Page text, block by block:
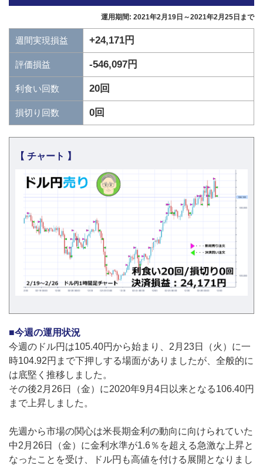
運用期間: 2021年2月19日～2021年2月25日まで
週間実現損益 +24,171円
評価損益 -546,097円
利食い回数 20回
損切り回数 0回
■今週の運用状況
今週のドル円は105.40円から始まり、2月23日（火）に一
時104.92円まで下押しする場面がありましたが、全般的に
は底堅く推移しました。
その後2月26日（金）に2020年9月4日以来となる106.40円
まで上昇しました。
先週から市場の関心は米長期金利の動向に向けられていた
中2月26日（金）に金利水準が1.6％を超える急激な上昇と
なったことを受け、ドル円も高値を付ける展開となりまし
【 チャート 】